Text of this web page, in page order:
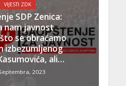
VIJESTI ZDK
SDP Zenica:
nam javnost
se obraćamo
izbezumljenog
ali…
2023